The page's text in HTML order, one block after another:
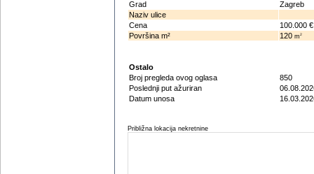
Grad
Zagreb
Naziv ulice
Cena
100.000
Površina m²
120 m2
Ostalo
Broj pregleda ovog oglasa
850
Poslednji put ažuriran
Datum unosa
Približna lokacija nekretnine